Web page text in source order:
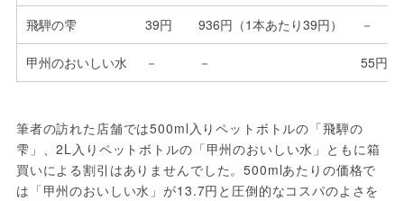
飛騨の雫 39円 936円（1本あたり39円） －
甲州のおいしい水 － － 55円
筆者の訪れた店舗では500ml入りペットボトルの「飛騨の
雫」、2L入りペットボトルの「甲州のおいしい水」ともに箱
買いによる割引はありませんでした。500mlあたりの価格で
は「甲州のおいしい水」が13.7円と圧倒的なコスパのよさを